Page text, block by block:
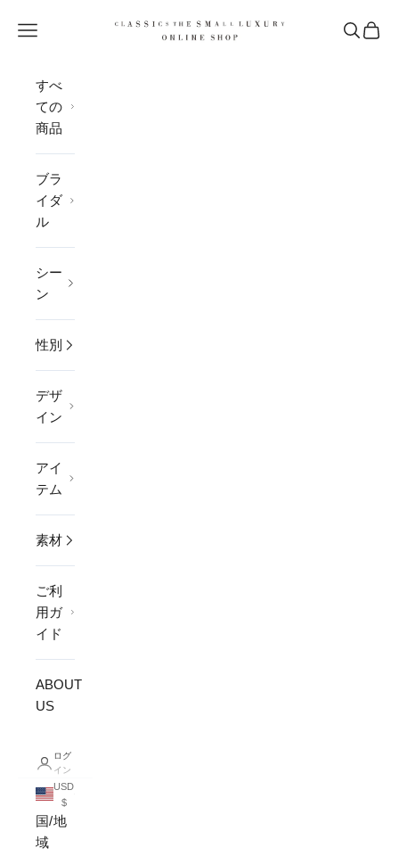
CLASSICS the Small Luxury
メニューを開く 検索を開
カー
すべ
ての
商品
ブラ
イダ
ル
シー
ン
性別
デザ
イン
アイ
テム
素材
ご利
用ガ
イド
ABOUT
US
ログ
イン
USD
$
国/地
域